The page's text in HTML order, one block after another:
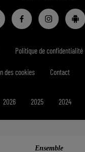
Ensemble
Politique de confidentialité
des cookies Contact
2026 2025 2024